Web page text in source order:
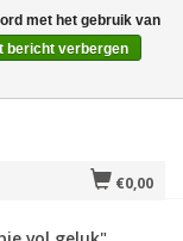
€0,00
met het gebruik van
bericht verbergen